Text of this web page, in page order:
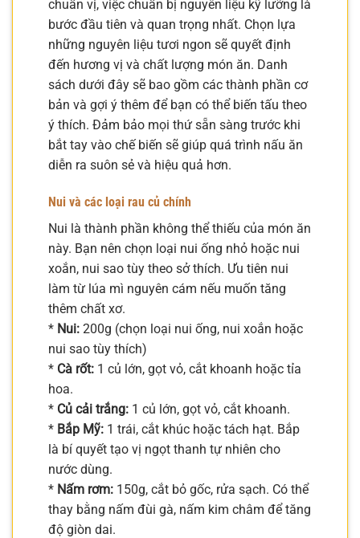
chuẩn vị, việc chuẩn bị nguyên liệu kỹ lưỡng là
bước đầu tiên và quan trọng nhất. Chọn lựa
những nguyên liệu tươi ngon sẽ quyết định
đến hương vị và chất lượng món ăn. Danh
sách dưới đây sẽ bao gồm các thành phần cơ
bản và gợi ý thêm để bạn có thể biến tấu theo
ý thích. Đảm bảo mọi thứ sẵn sàng trước khi
bắt tay vào chế biến sẽ giúp quá trình nấu ăn
diễn ra suôn sẻ và hiệu quả hơn.
Nui và các loại rau củ chính
Nui là thành phần không thể thiếu của món ăn
này. Bạn nên chọn loại nui ống nhỏ hoặc nui
xoắn, nui sao tùy theo sở thích. Ưu tiên nui
làm từ lúa mì nguyên cám nếu muốn tăng
thêm chất xơ.
* Nui: 200g (chọn loại nui ống, nui xoắn hoặc
nui sao tùy thích)
* Cà rốt: 1 củ lớn, gọt vỏ, cắt khoanh hoặc tỉa
hoa.
* Củ cải trắng: 1 củ lớn, gọt vỏ, cắt khoanh.
* Bắp Mỹ: 1 trái, cắt khúc hoặc tách hạt. Bắp
là bí quyết tạo vị ngọt thanh tự nhiên cho
nước dùng.
* Nấm rơm: 150g, cắt bỏ gốc, rửa sạch. Có thể
thay bằng nấm đùi gà, nấm kim châm để tăng
độ giòn dai.